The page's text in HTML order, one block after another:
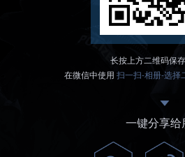
长按上方二维码保
在微信中使用扫一扫-相册-选择
一键分享给